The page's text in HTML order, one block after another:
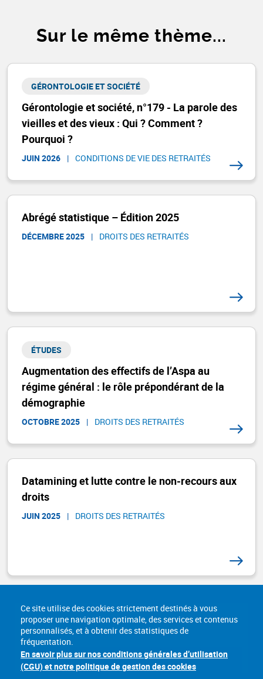
Sur le même thème...
Gérontologie et société, n°179 - La parole des
vieilles et des vieux : Qui ? Comment ?
Pourquoi ?
GÉRONTOLOGIE ET SOCIÉTÉ​
JUIN 2026 | CONDITIONS DE VIE DES RETRAITÉS
Abrégé statistique – Édition 2025
DÉCEMBRE 2025 | DROITS DES RETRAITÉS ​
Augmentation des effectifs de l’Aspa au
régime général : le rôle prépondérant de la
démographie
ÉTUDES
OCTOBRE 2025 | DROITS DES RETRAITÉS ​
Datamining et lutte contre le non-recours aux
droits
JUIN 2025 | DROITS DES RETRAITÉS ​
Ce site utilise des cookies strictement destinés à vous
proposer une navigation optimale, des services et contenus
personnalisés, et à obtenir des statistiques de
fréquentation.
En savoir plus sur nos conditions générales d’utilisation
(CGU) et notre politique de gestion des cookies